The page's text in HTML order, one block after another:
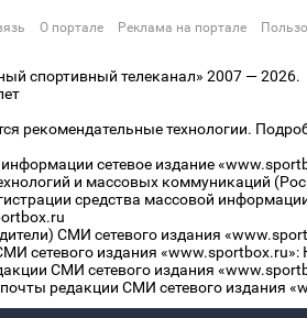
О портале Реклама на портале
спортивный телеканал» 2007 — 2026.
рекомендательные технологии.
сетевое издание
и массовых коммуникаций
средства массовой
СМИ сетевого издания
сетевого издания «www.sportbox.ru»:
СМИ сетевого издания
редакции СМИ сетевого издания